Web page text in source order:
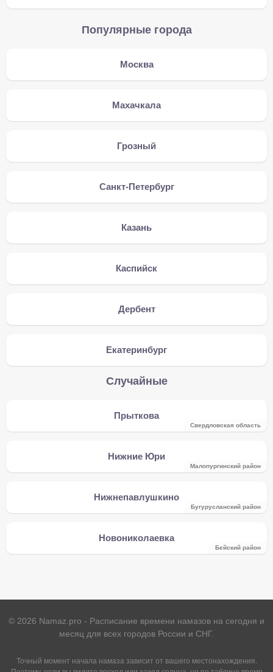
Популярные города
Москва
Махачкала
Грозный
Санкт-Петербург
Казань
Каспийск
Дербент
Екатеринбург
Случайные
Прыткова
Свердловская область
Нижние Юри
Малопургинский район
Нижнепавлушкино
Бугурусланский район
Новониколаевка
Бейский район
© 2026 Namaz.pro - Расписание времени намазов на сегодня и
месяц для всех городов России и СНГ.
Точный момент начала намаза зависит от вашего местонахождения.